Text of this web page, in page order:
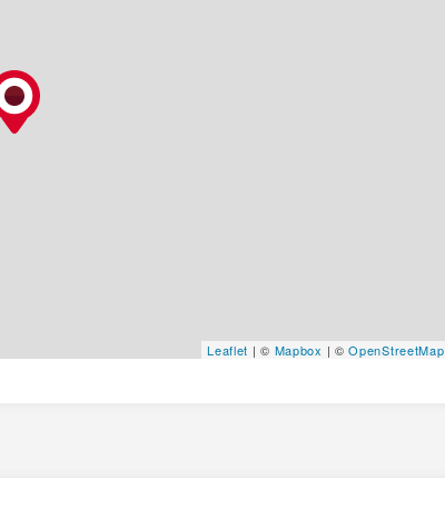
Leaflet | © Mapbox | ©OpenStreetMap